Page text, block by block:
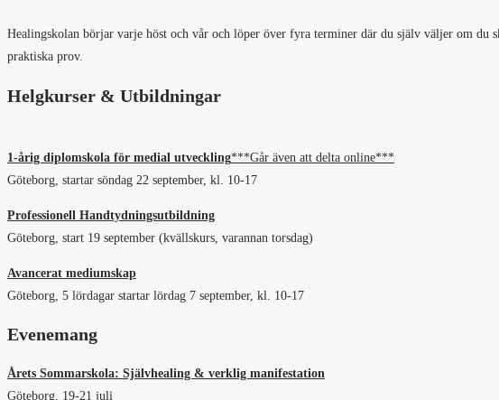
Healingskolan börjar varje höst och vår och löper över fyra terminer där du själv väljer om
praktiska prov.
Helgkurser & Utbildningar
1-årig diplomskola för medial utveckling***Går även att delta online***
Göteborg, startar söndag 22 september, kl. 10-17
Professionell Handtydningsutbildning
Göteborg, start 19 september (kvällskurs, varannan torsdag)
Avancerat mediumskap
Göteborg, 5 lördagar startar lördag 7 september, kl. 10-17
Evenemang
Årets Sommarskola: Självhealing & verklig manifestation
Göteborg, 19-21 juli